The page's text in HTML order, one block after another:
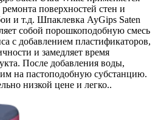
поверхностей стен и
и т.д. Шпаклевка AyGips Saten
собой порошкоподобную смесь
с добавлением пластификаторов,
и замедляет время
После добавления воды,
на пастоподобную субстанцию.
низкой цене и легко..